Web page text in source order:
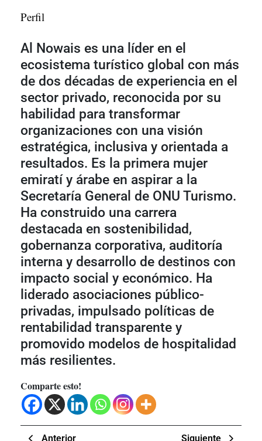
Perfil
Al Nowais es una líder en el
ecosistema turístico global con más
de dos décadas de experiencia en el
sector privado, reconocida por su
habilidad para transformar
organizaciones con una visión
estratégica, inclusiva y orientada a
resultados. Es la primera mujer
emiratí y árabe en aspirar a la
Secretaría General de ONU Turismo.
Ha construido una carrera
destacada en sostenibilidad,
gobernanza corporativa, auditoría
interna y desarrollo de destinos con
impacto social y económico. Ha
liderado asociaciones público-
privadas, impulsado políticas de
rentabilidad transparente y
promovido modelos de hospitalidad
más resilientes.
Comparte esto!
Navegación
AnteriorPrevious
Siguiente